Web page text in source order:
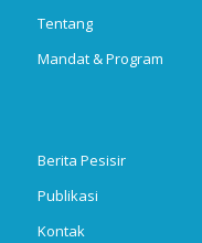
Tentang
Mandat & Program
Berita Pesisir
Publikasi
Kontak